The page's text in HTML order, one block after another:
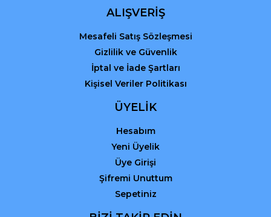
ALIŞVERİŞ
Mesafeli Satış Sözleşmesi
Gizlilik ve Güvenlik
İptal ve İade Şartları
Kişisel Veriler Politikası
ÜYELİK
Hesabım
Yeni Üyelik
Üye Girişi
Şifremi Unuttum
Sepetiniz